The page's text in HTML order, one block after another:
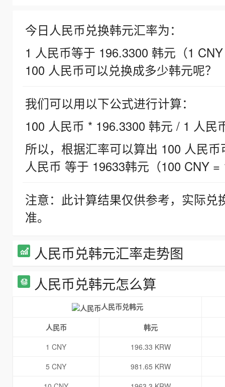
今日人民币兑换韩元汇率为：
1 人民币等于 196.3300 韩元（1
100 人民币可以兑换成多少韩元呢？
我们可以用以下公式进行计算：
100 人民币 * 196.3300 韩元 / 1 人民
所以，根据汇率可以算出 100 人民
人民币 等于 19633韩元（100 CNY =
注意：此计算结果仅供参考，实际
准。
人民币兑韩元汇率走势图
人民币兑韩元怎么算
人民币兑韩元
人民币
韩元
1 CNY
196.33 KRW
5 CNY
981.65 KRW